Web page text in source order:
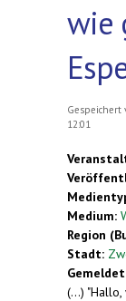
wie
Gespeichert
12:01
Medium:
Region
Stadt:
(...)